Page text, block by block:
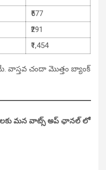
₹577
₹291
₹1,454
వాస్తవ చందా మొత్తం బ్యాంక్
మన వాట్స్ అప్ ఛానల్ లో